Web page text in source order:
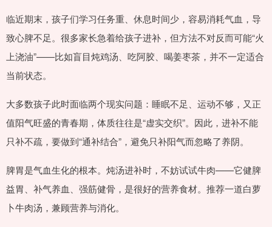
临近期末，孩子们学习任务重、休息时间少，容易消耗气血，导
致心脾不足。很多家长急着给孩子进补，但方法不对反而可能“火
上浇油”——比如盲目炖鸡汤、吃阿胶、喝姜枣茶，并不一定适合
当前状态。
大多数孩子此时面临两个现实问题：睡眠不足、运动不够，又正
值阳气旺盛的青春期，体质往往是“虚实交织”。因此，进补不能
只补不疏，要做到“通补结合”，避免只补阳气而忽略了养阴。
脾胃是气血生化的根本。炖汤进补时，不妨试试牛肉——它健脾
益胃、补气养血、强筋健骨，是很好的营养食材。推荐一道白萝
卜牛肉汤，兼顾营养与消化。